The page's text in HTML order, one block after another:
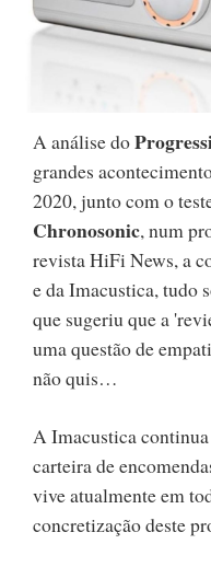
A análise do
grandes
2020, junto com o
Chronosonic, num
revista HiFi News, a
e da Imacustica, tudo
que sugeriu que a
uma questão de
não quis…
A Imacustica
carteira de
vive atualmente em
concretização deste